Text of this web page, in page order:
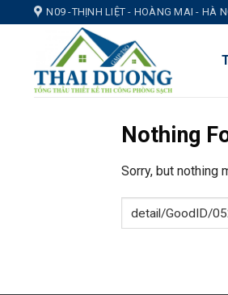
N09 -THỊNH LIỆT - HOÀNG MAI - HÀ
Nothing
Sorry, but nothing